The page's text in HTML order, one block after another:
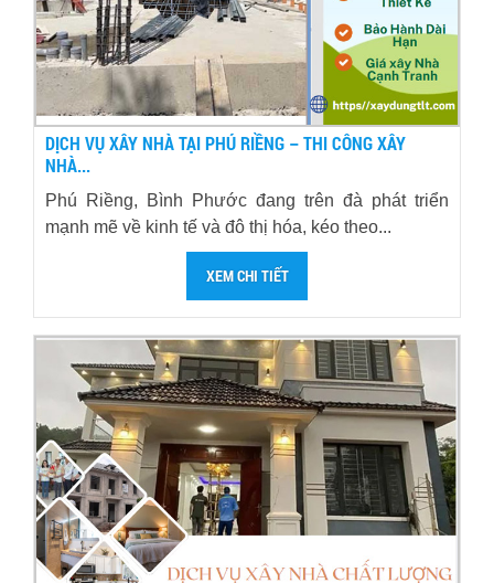
DỊCH VỤ XÂY NHÀ TẠI PHÚ RIỀNG – THI CÔNG XÂY
NHÀ...
Phú Riềng, Bình Phước đang trên đà phát triển
mạnh mẽ về kinh tế và đô thị hóa, kéo theo...
XEM CHI TIẾT